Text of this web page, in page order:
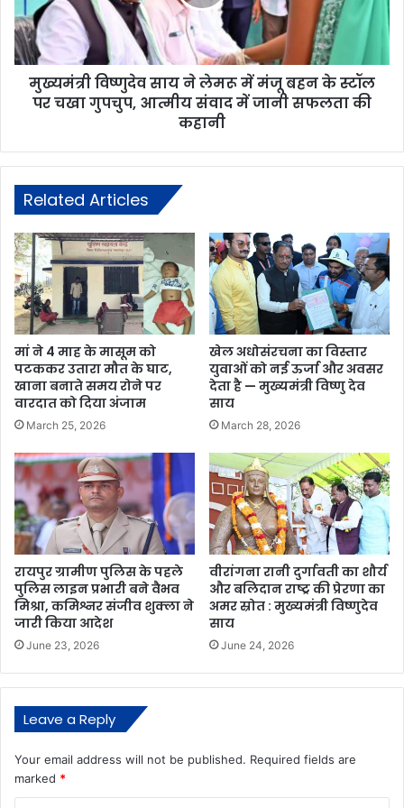
मुख्यमंत्री विष्णुदेव साय ने लेमरू में मंजू बहन के स्टॉल
पर चखा गुपचुप, आत्मीय संवाद में जानी सफलता की
कहानी
Related Articles
मां ने 4 माह के मासूम को
पटककर उतारा मौत के घाट,
खाना बनाते समय रोने पर
वारदात को दिया अंजाम
March 25, 2026
खेल अधोसंरचना का विस्तार
युवाओं को नई ऊर्जा और अवसर
देता है — मुख्यमंत्री विष्णु देव
साय
March 28, 2026
रायपुर ग्रामीण पुलिस के पहले
पुलिस लाइन प्रभारी बने वैभव
मिश्रा, कमिश्नर संजीव शुक्ला ने
जारी किया आदेश
June 23, 2026
वीरांगना रानी दुर्गावती का शौर्य
और बलिदान राष्ट्र की प्रेरणा का
अमर स्रोत : मुख्यमंत्री विष्णुदेव
साय
June 24, 2026
Leave a Reply
Your email address will not be published. Required fields are
marked *